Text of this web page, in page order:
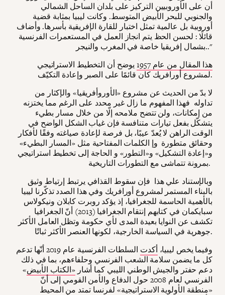
أن على الأوروبيين التركيز على بلدان الساحل الشمالي
والجنوبي للبحر الأبيض المتوسط. وكانت ليبيا بمثابة قضية
أوروبية بل عالمية تمثل اختبار للقارة الإفريقية بأسرها. وأضاف
قائلًا : لحسن الحظ يتم انجاز العمل في المستعمرات الفرنسية
بشمال إفريقيا خاصة في المغرب والنيجر.."
هذا المقال من عام 1957
يوضح أن التخطيط الاستراتيجي
لمشروع أورافريك كان قائمًا على الصبر وإعادة التكيّف.
لا بدّ من الحديث عن مشروع «الأوروأفريقيا» والإكثار من
تداوله فهذا المفهوم ما زال غير محدد على الرغم مما يختزنه
من إمكانات، ولن تتضح ملامحه إلّا من خلال مسار بطيء
يتشكّل بفعل تيارات متنافسة فإن غياب الشكل الواضح في
الوقت الراهن لا يُعدّ عيبًا، بل فرصة لإعادة صياغته وفقًا لأفكار
وحقائق متطورة وإ الكلمات المفتاحية مثل «المسار البطيء»
و«إعادة التشكيل» و«التطور» و الحاجة إلى تخطيط استراتيجي
بمرونة تتماشى مع التطورات التاريخية.
وبالإستناد علي هذا فإن سقوط القذافي يرتبط إرتياط وثيق
بالبناء المستمر لمشروع أورافريك وفي هذا الصدد تذكّرنا ليبيا
بالأهمية الحاسمة للجغرافيا، إذ يؤكد روبرت كابلان ونيكولاس
سبايكمان في كتابهم إنتقام الجغرافيا (2013) أنّ الجغرافيا
تكشف عن النوايا بعيدة المدى لأي حكومة وتظل العامل الأكثر
جوهرية في السياسة الخارجية، لكونها العنصر الأكثر ثباتًا.
وفيما يخص ليبيا،أكدت
السلطات الفرنسية عام 2019 أنّها تدعم
كل ما يضمن سلامة الشعب الفرنسي وحلفاءهم، بما في ذلك
دعم حفتر والجيش الوطني الليبي كما أشار«الكتاب الأبيض»
الفرنسي لعام 2008 حول الدفاع والأمن القومي إلى أنّ
«منطقة الأولوية الاستراتيجية» لفرنسا تمتد من المحيط